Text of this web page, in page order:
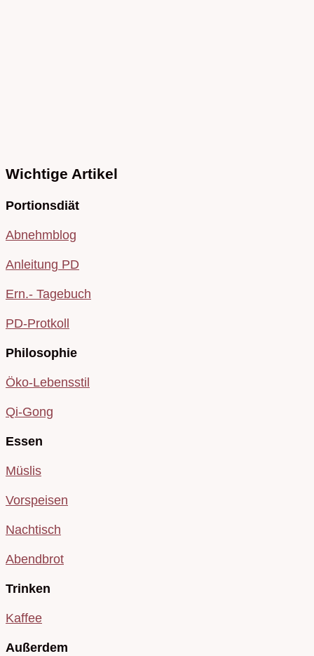
Wichtige Artikel
Portionsdiät
Abnehmblog
Anleitung PD
Ern.- Tagebuch
PD-Protkoll
Philosophie
Öko-Lebensstil
Qi-Gong
Essen
Müslis
Vorspeisen
Nachtisch
Abendbrot
Trinken
Kaffee
Außerdem